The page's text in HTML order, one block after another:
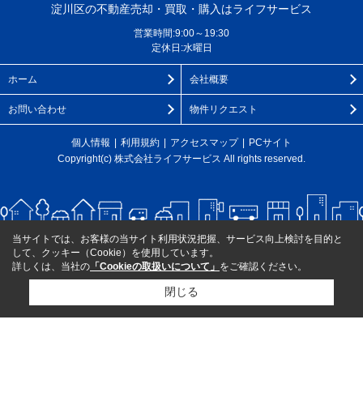
淀川区の不動産売却・買取・購入はライフサービス
営業時間:9:00～19:30
定休日:水曜日
ホーム 会社概要
お問い合わせ 物件リクエスト
個人情報 利用規約 アクセスマップ
PCサイト
Copyright(c) 株式会社ライフサービス All rights reserved.
当サイトでは、お客様の当サイト利用状況把握、サービス向上検討を目的と
して、クッキー（Cookie）を使用しています。
詳しくは、当社の 「Cookieの取扱いについて」 をご確認ください。
閉じる